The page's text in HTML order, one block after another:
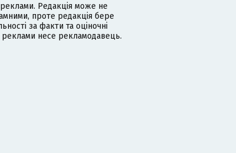
Редакція може не
проте редакція бере
за факти та оціночні
реклами несе рекламодавець.